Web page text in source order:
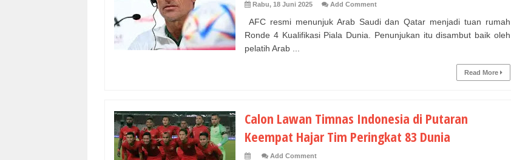
Rabu, 18 Juni 2025 Add Comment
AFC resmi menunjuk Arab Saudi dan Qatar menjadi tuan rumah
Ronde 4 Kualifikasi Piala Dunia. Penunjukan itu disambut baik oleh
pelatih Arab ...
Read More
Calon Lawan Timnas Indonesia di Putaran
Keempat Hajar Tim Peringkat 83 Dunia
Add Comment